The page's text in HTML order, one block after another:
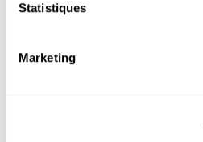
Statistiques
Marketing
Ziel mir keng : Quels
résistances aux